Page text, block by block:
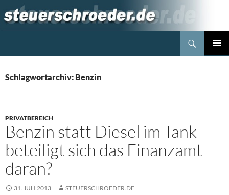
Inhalt
springen
Schlagwortarchiv: Benzin
PRIVATBEREICH
Benzin statt Diesel im Tank –
beteiligt sich das Finanzamt
daran?
31. JULI 2013 STEUERSCHROEDER.DE